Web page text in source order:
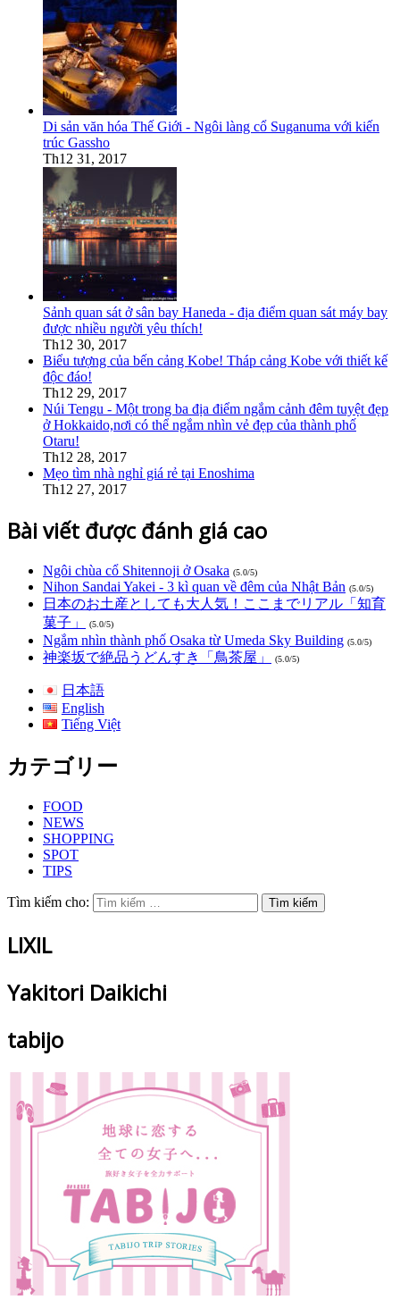
Di sản văn hóa Thế Giới - Ngôi làng cổ Suganuma với kiến
trúc Gassho
Th12 31, 2017
Sảnh quan sát ở sân bay Haneda - địa điểm quan sát máy bay
được nhiều người yêu thích!
Th12 30, 2017
Biểu tượng của bến cảng Kobe! Tháp cảng Kobe với thiết kế
độc đáo!
Th12 29, 2017
Núi Tengu - Một trong ba địa điểm ngắm cảnh đêm tuyệt đẹp
ở Hokkaido,nơi có thể ngắm nhìn vẻ đẹp của thành phố
Otaru!
Th12 28, 2017
Mẹo tìm nhà nghỉ giá rẻ tại Enoshima
Th12 27, 2017
Bài viết được đánh giá cao
Ngôi chùa cổ Shitennoji ở Osaka (5.0/5)
Nihon Sandai Yakei - 3 kì quan về đêm của Nhật Bản (5.0/5)
日本のお土産としても大人気！ここまでリアル「知育
菓子」
(5.0/5)
Ngắm nhìn thành phố Osaka từ Umeda Sky Building (5.0/5)
神楽坂で絶品うどんすき「鳥茶屋」 (5.0/5)
日本語
English
Tiếng Việt
カテゴリー
FOOD
NEWS
SHOPPING
SPOT
TIPS
Tìm kiếm cho:
LIXIL
Yakitori Daikichi
tabijo